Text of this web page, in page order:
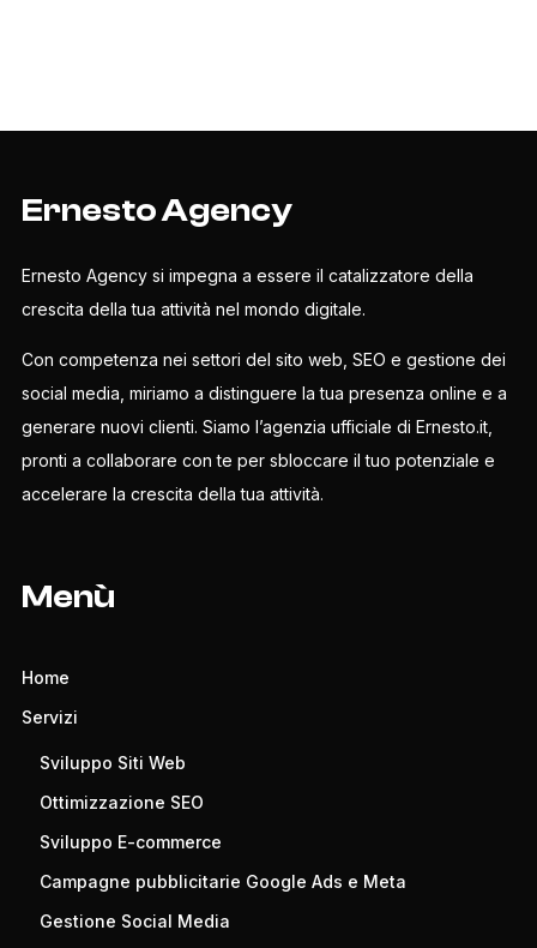
Ernesto Agency
Ernesto Agency si impegna a essere il catalizzatore della
crescita della tua attività nel mondo digitale.
Con competenza nei settori del sito web, SEO e gestione dei
social media, miriamo a distinguere la tua presenza online e a
generare nuovi clienti. Siamo l’agenzia ufficiale di Ernesto.it,
pronti a collaborare con te per sbloccare il tuo potenziale e
accelerare la crescita della tua attività.
Menù
Home
Servizi
Sviluppo Siti Web
Ottimizzazione SEO
Sviluppo E-commerce
Campagne pubblicitarie Google Ads e Meta
Gestione Social Media